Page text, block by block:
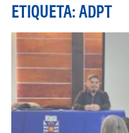
ETIQUETA: ADPT